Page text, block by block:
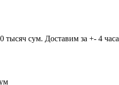
тысяч сум. Доставим за +- 4 часа